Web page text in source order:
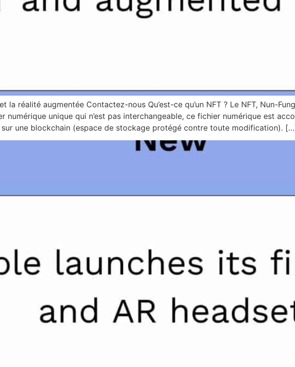
la réalité augmentée Contactez-nous Qu’est-ce qu’un NFT ? Le NFT, Nun-
numérique unique qui n’est pas interchangeable, ce fichier numérique est
une blockchain (espace de stockage protégé contre toute modification).